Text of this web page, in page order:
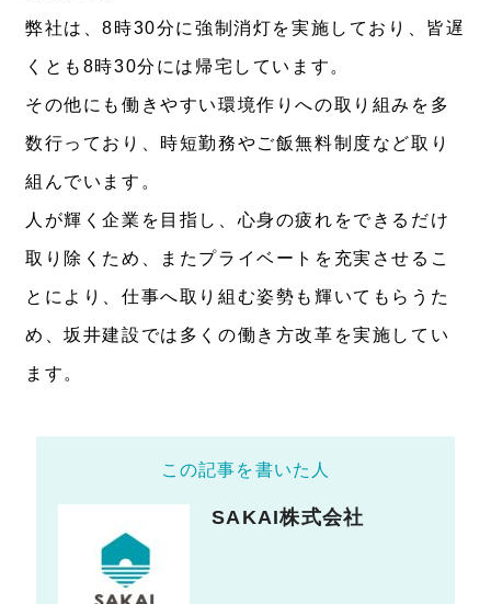
弊社は、8時30分に強制消灯を実施しており、皆遅
くとも8時30分には帰宅しています。
その他にも働きやすい環境作りへの取り組みを多
数行っており、時短勤務やご飯無料制度など取り
組んでいます。
人が輝く企業を目指し、心身の疲れをできるだけ
取り除くため、またプライベートを充実させるこ
とにより、仕事へ取り組む姿勢も輝いてもらうた
め、坂井建設では多くの働き方改革を実施してい
ます。
この記事を書いた人
SAKAI株式会社